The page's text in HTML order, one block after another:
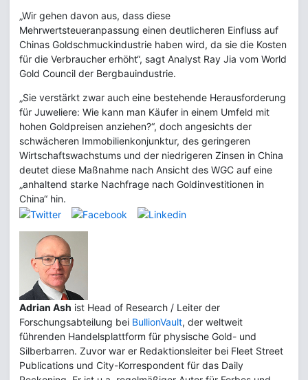
„Wir gehen davon aus, dass diese
Mehrwertsteueranpassung einen deutlicheren Einfluss auf
Chinas Goldschmuckindustrie haben wird, da sie die Kosten
für die Verbraucher erhöht“, sagt Analyst Ray Jia vom World
Gold Council der Bergbauindustrie.
„Sie verstärkt zwar auch eine bestehende Herausforderung
für Juweliere: Wie kann man Käufer in einem Umfeld mit
hohen Goldpreisen anziehen?“, doch angesichts der
schwächeren Immobilienkonjunktur, des geringeren
Wirtschaftswachstums und der niedrigeren Zinsen in China
deutet diese Maßnahme nach Ansicht des WGC auf eine
„anhaltend starke Nachfrage nach Goldinvestitionen in
China“ hin.
Adrian Ash ist Head of Research / Leiter der
Forschungsabteilung bei BullionVault, der weltweit
führenden Handelsplattform für physische Gold- und
Silberbarren. Zuvor war er Redaktionsleiter bei Fleet Street
Publications und City-Korrespondent für das Daily